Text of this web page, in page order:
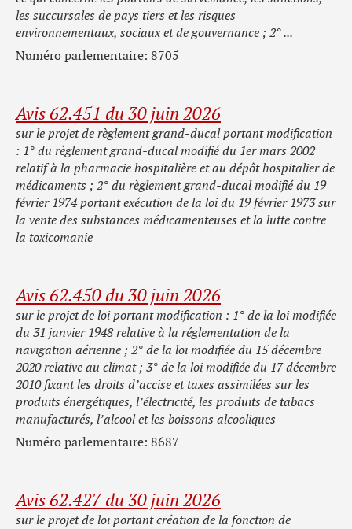
les succursales de pays tiers et les risques
environnementaux, sociaux et de gouvernance ; 2° ...
Numéro parlementaire: 8705
Avis 62.451 du 30 juin 2026
sur le projet de règlement grand-ducal portant modification
: 1° du règlement grand-ducal modifié du 1er mars 2002
relatif à la pharmacie hospitalière et au dépôt hospitalier de
médicaments ; 2° du règlement grand-ducal modifié du 19
février 1974 portant exécution de la loi du 19 février 1973 sur
la vente des substances médicamenteuses et la lutte contre
la toxicomanie
Avis 62.450 du 30 juin 2026
sur le projet de loi portant modification : 1° de la loi modifiée
du 31 janvier 1948 relative à la réglementation de la
navigation aérienne ; 2° de la loi modifiée du 15 décembre
2020 relative au climat ; 3° de la loi modifiée du 17 décembre
2010 fixant les droits d’accise et taxes assimilées sur les
produits énergétiques, l’électricité, les produits de tabacs
manufacturés, l’alcool et les boissons alcooliques
Numéro parlementaire: 8687
Avis 62.427 du 30 juin 2026
sur le projet de loi portant création de la fonction de